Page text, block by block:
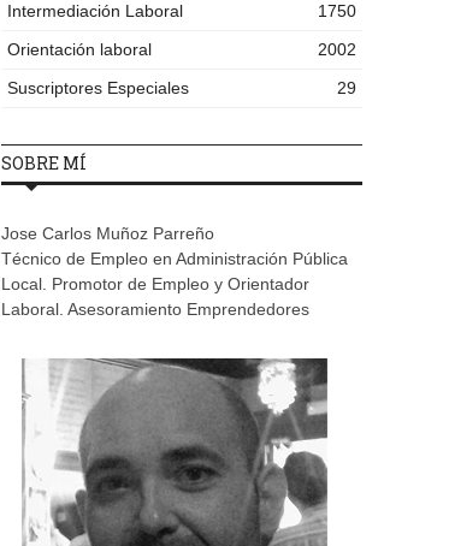
Intermediación Laboral
1750
Orientación laboral
2002
Suscriptores Especiales
29
SOBRE MÍ
Jose Carlos Muñoz Parreño
Técnico de Empleo en Administración Pública
Local. Promotor de Empleo y Orientador
Laboral. Asesoramiento Emprendedores